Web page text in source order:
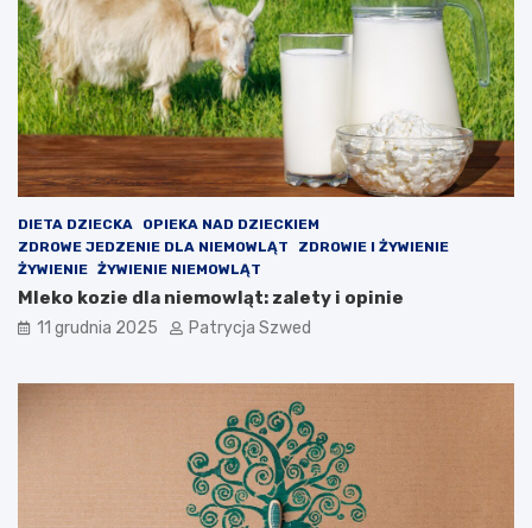
ś
c
i
i
a
p
o
z
a
l
e
k
c
y
j
n
?
DIETA DZIECKA
OPIEKA NAD DZIECKIEM
ZDROWE JEDZENIE DLA NIEMOWLĄT
ZDROWIE I ŻYWIENIE
ŻYWIENIE ŻYWIENIE NIEMOWLĄT
Mleko kozie dla niemowląt: zalety i opinie
11 grudnia 2025 Patrycja Szwed